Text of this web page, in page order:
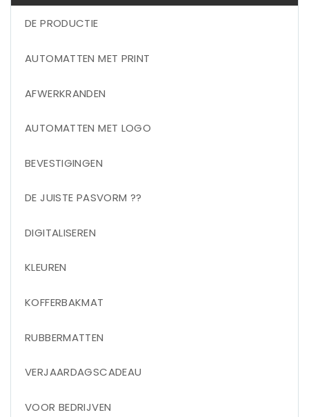
DE PRODUCTIE
AUTOMATTEN MET PRINT
AFWERKRANDEN
AUTOMATTEN MET LOGO
BEVESTIGINGEN
DE JUISTE PASVORM ??
DIGITALISEREN
KLEUREN
KOFFERBAKMAT
RUBBERMATTEN
VERJAARDAGSCADEAU
VOOR BEDRIJVEN